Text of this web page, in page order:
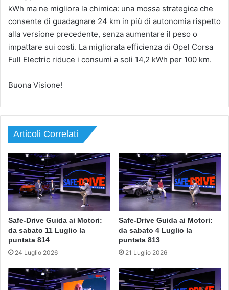
kWh ma ne migliora la chimica: una mossa strategica che
consente di guadagnare 24 km in più di autonomia rispetto
alla versione precedente, senza aumentare il peso o
impattare sui costi. La migliorata efficienza di Opel Corsa
Full Electric riduce i consumi a soli 14,2 kWh per 100 km.
Buona Visione!
Articoli Correlati
Safe-Drive Guida ai Motori:
da sabato 11 Luglio la
puntata 814
24 Luglio 2026
Safe-Drive Guida ai Motori:
da sabato 4 Luglio la
puntata 813
21 Luglio 2026